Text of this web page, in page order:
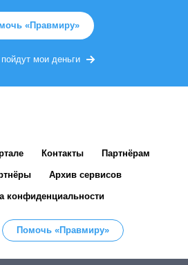
«Правмиру»
мои деньги
Контакты Партнёрам
Архив сервисов
конфиденциальности
Помочь «Правмиру»